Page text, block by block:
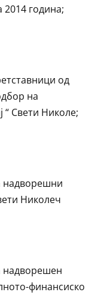
година;
од
на
Свети Николе;
надворешни
Николеч
надворешен
финансиско